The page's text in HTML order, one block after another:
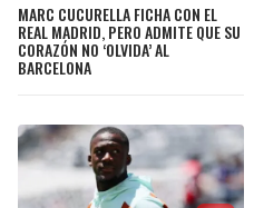
MARC CUCURELLA FICHA CON EL
REAL MADRID, PERO ADMITE QUE SU
CORAZÓN NO ‘OLVIDA’ AL
BARCELONA